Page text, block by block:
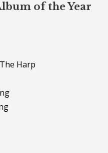
of the Year
Harp